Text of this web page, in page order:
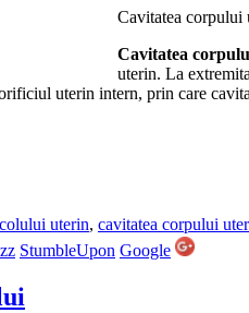
Cavitatea corpului
Cavitatea
uterin. La
uterin intern, prin care
uterin, cavitatea corpului
StumbleUpon Google